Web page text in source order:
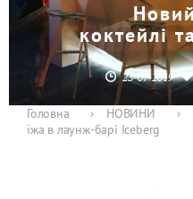
коктейлі
23-07-2019
Головна › НОВИНИ ›
їжа в лаунж-барі Iceberg